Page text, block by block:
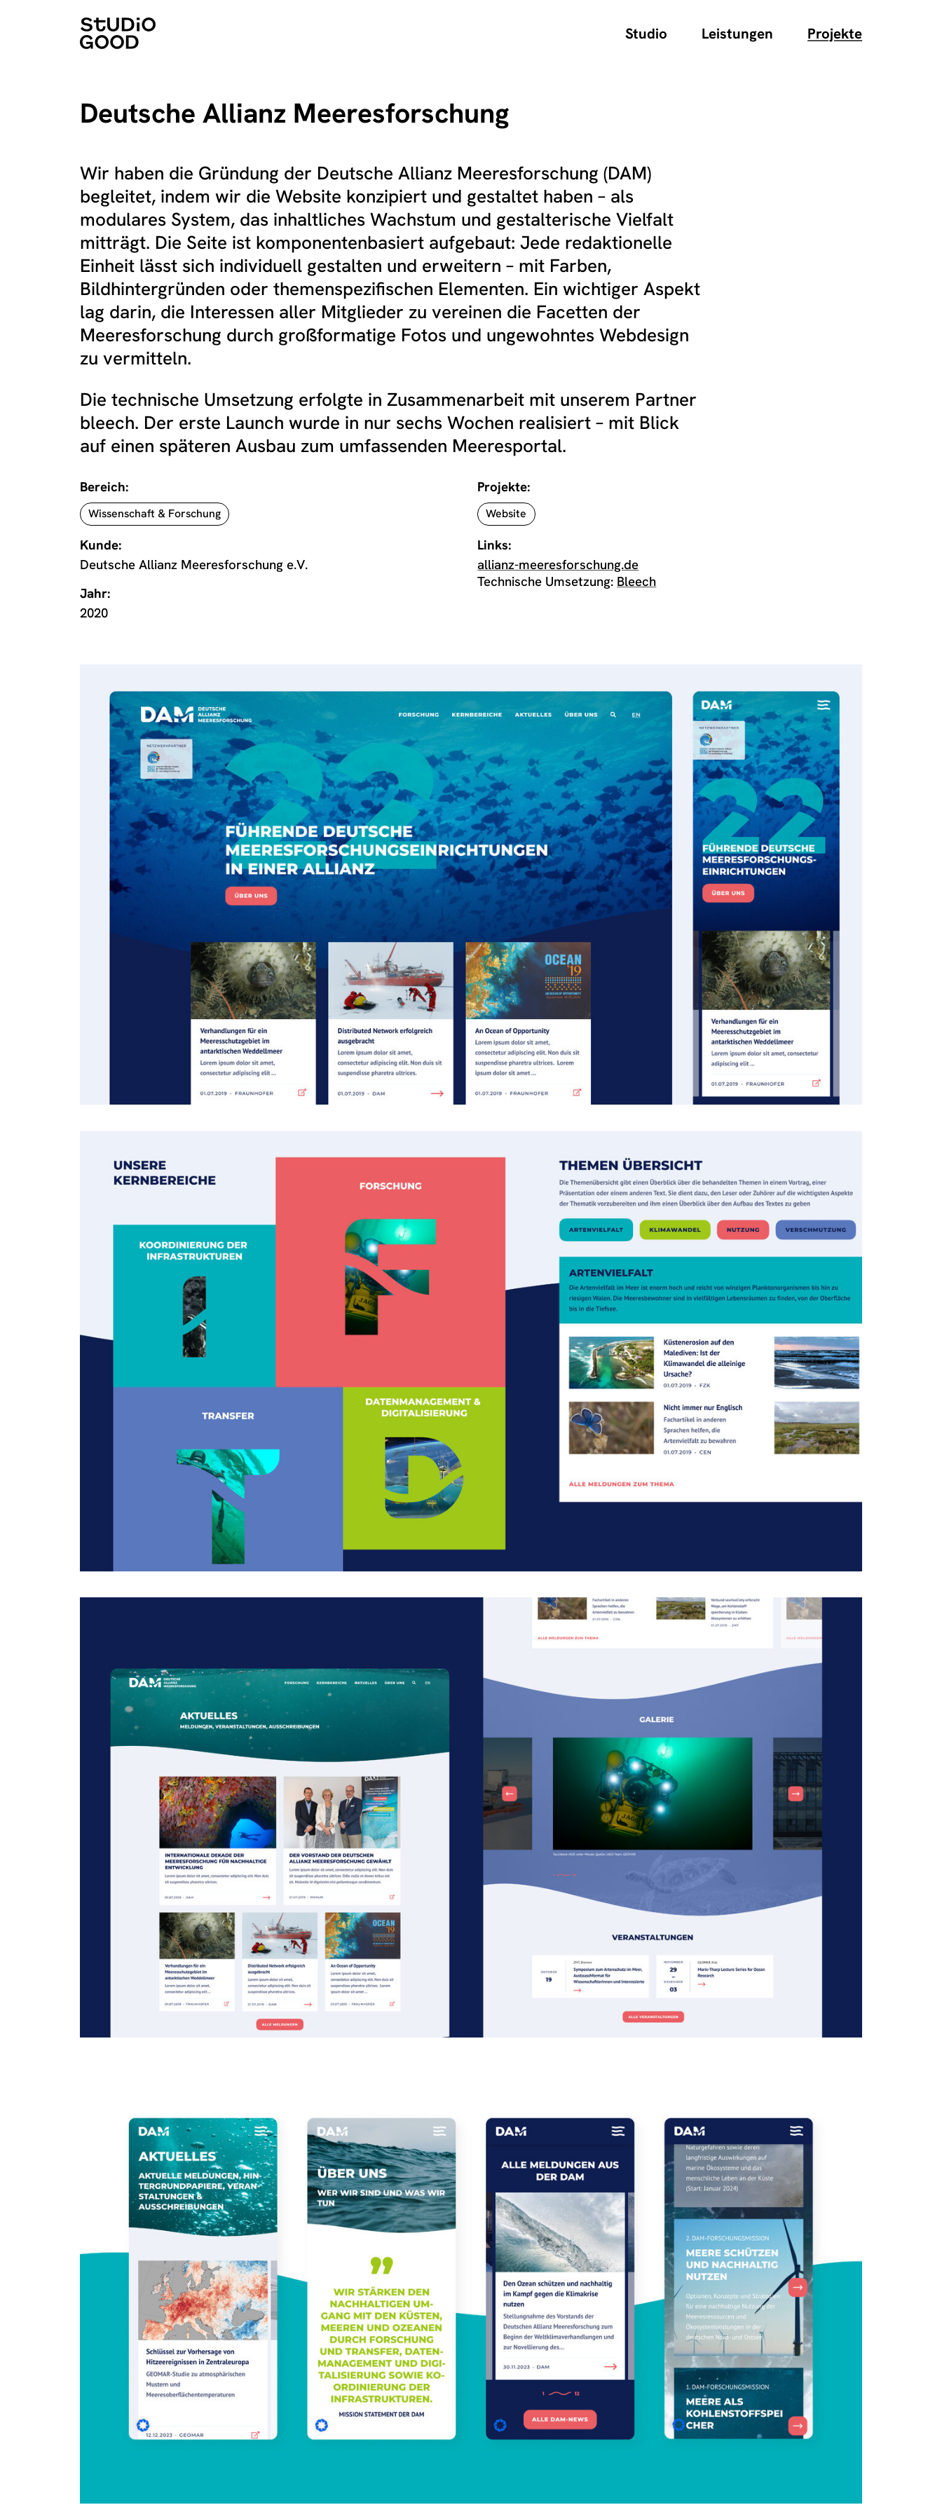
Studio Leistungen Projekte
Deutsche Allianz Meeresforschung
Wir haben die Gründung der Deutsche Allianz Meeresforschung (DAM)
begleitet, indem wir die Website konzipiert und gestaltet haben – als
modulares System, das inhaltliches Wachstum und gestalterische Vielfalt
mitträgt. Die Seite ist komponentenbasiert aufgebaut: Jede redaktionelle
Einheit lässt sich individuell gestalten und erweitern – mit Farben,
Bildhintergründen oder themenspezifischen Elementen. Ein wichtiger Aspekt
lag darin, die Interessen aller Mitglieder zu vereinen die Facetten der
Meeresforschung durch großformatige Fotos und ungewohntes Webdesign
zu vermitteln.
Die technische Umsetzung erfolgte in Zusammenarbeit mit unserem Partner
bleech. Der erste Launch wurde in nur sechs Wochen realisiert – mit Blick
auf einen späteren Ausbau zum umfassenden Meeresportal.
Bereich:
Wissenschaft & Forschung
Kunde:
Deutsche Allianz Meeresforschung e.V.
Jahr:
2020
Projekte:
Website
Links:
allianz-meeresforschung.de
Technische Umsetzung: Bleech